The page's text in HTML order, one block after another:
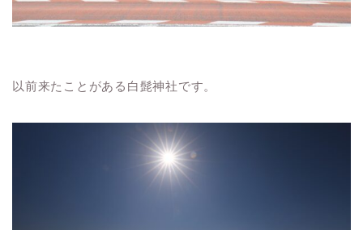
以前来たことがある白髭神社です。